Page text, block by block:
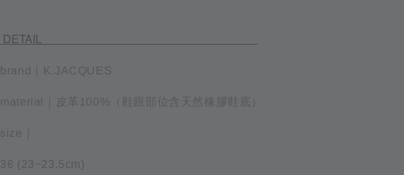
DETAIL
brand｜ K.JACQUES
material｜皮革100%（鞋跟部位含天然橡膠鞋底）
size｜
36 (23~23.5cm)